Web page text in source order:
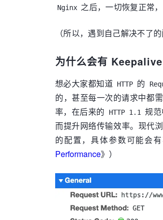
Nginx 之后，一切恢复正常，
（所以，遇到自己解决不了
为什么会有 Keepalive
想必大家都知道 HTTP 的
的，甚至每一次的请求中都
率，在后来的
HTTP 1.1 规
而提升网络传输效率。现代
的配置，具体参数可能会
Performance》）